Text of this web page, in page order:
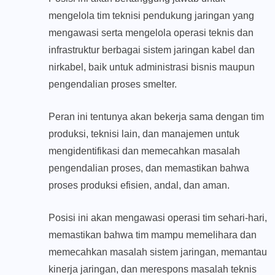
mengelola tim teknisi pendukung jaringan yang
mengawasi serta mengelola operasi teknis dan
infrastruktur berbagai sistem jaringan kabel dan
nirkabel, baik untuk administrasi bisnis maupun
pengendalian proses smelter.
Peran ini tentunya akan bekerja sama dengan tim
produksi, teknisi lain, dan manajemen untuk
mengidentifikasi dan memecahkan masalah
pengendalian proses, dan memastikan bahwa
proses produksi efisien, andal, dan aman.
Posisi ini akan mengawasi operasi tim sehari-hari,
memastikan bahwa tim mampu memelihara dan
memecahkan masalah sistem jaringan, memantau
kinerja jaringan, dan merespons masalah teknis